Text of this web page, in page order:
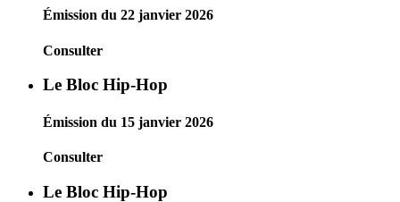
Émission du 22 janvier 2026
Consulter
Le Bloc Hip-Hop
Émission du 15 janvier 2026
Consulter
Le Bloc Hip-Hop